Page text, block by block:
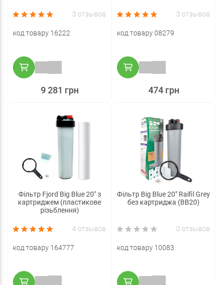
3 отзывов
код товару 16222
9 281 грн
3 отзывов
код товару 08279
474 грн
Фільтр Fjord Big Blue 20" з
картриджем (пластикове
різьблення)
4 отзывов
код товару 164777
Фільтр Big Blue 20" Raifil Grey
без картриджа (BB20)
0 отзывов
код товару 10083